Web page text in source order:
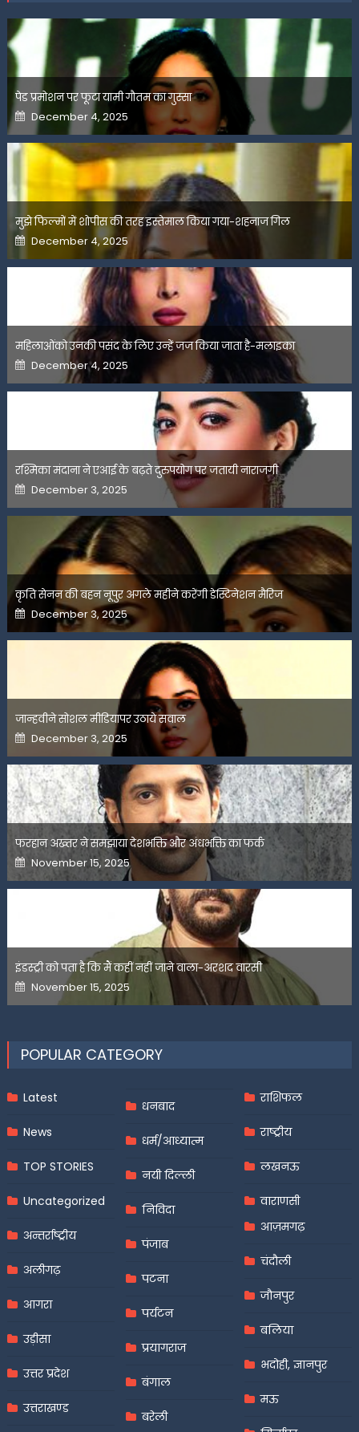
पेड प्रमोशन पर फूटा यामी गौतम का गुस्सा
Posted
on
December 4, 2025
मुझे फिल्मों में शोपीस की तरह इस्तेमाल किया गया-शहनाज गिल
Posted
on
December 4, 2025
महिलाओंको उनकी पसंद के लिए उन्हें जज किया जाता है-मलाइका
Posted
on
December 4, 2025
रश्मिका मंदाना ने एआई के बढ़ते दुरुपयोग पर जतायी नाराजगी
Posted
on
December 3, 2025
कृति सेनन की बहन नूपुर अगले महीने करेंगी डेस्टिनेशन मैरिज
Posted
on
December 3, 2025
जान्हवीने सोशल मीडियापर उठाये सवाल
Posted
on
December 3, 2025
फरहान अख्तर ने समझाया देशभक्ति और अंधभक्ति का फर्क
Posted
on
November 15, 2025
इंडस्ट्री को पता है कि मैं कहीं नहीं जाने वाला-अरशद वारसी
Posted
on
November 15, 2025
POPULAR CATEGORY
Latest
News
TOP STORIES
Uncategorized
अन्तर्राष्ट्रीय
अलीगढ़
आगरा
उड़ीसा
उत्तर प्रदेश
उत्तराखण्ड
धनबाद
धर्म/आध्यात्म
नयी दिल्ली
निविदा
पंजाब
पटना
पर्यटन
प्रयागराज
बंगाल
बरेली
राशिफल
राष्ट्रीय
लखनऊ
वाराणसी
आज़मगढ़
चंदौली
जौनपुर
बलिया
भदोही, ज्ञानपुर
मऊ